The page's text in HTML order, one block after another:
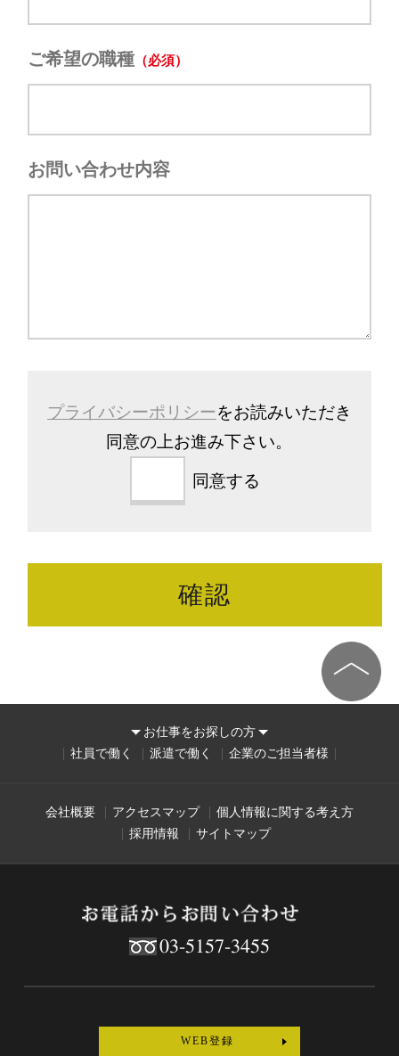
ご希望の職種
お問い合わせ内容
プライバシーポリシーをお読みいただき
同意の上お進み下さい。
同意する
お仕事をお探しの方
社員で働く
派遣で働く 企業のご担当者様
会社概要 アクセスマップ
個人情報に関する考え方
採用情報
サイトマップ
03-5157-3455
WEB登録